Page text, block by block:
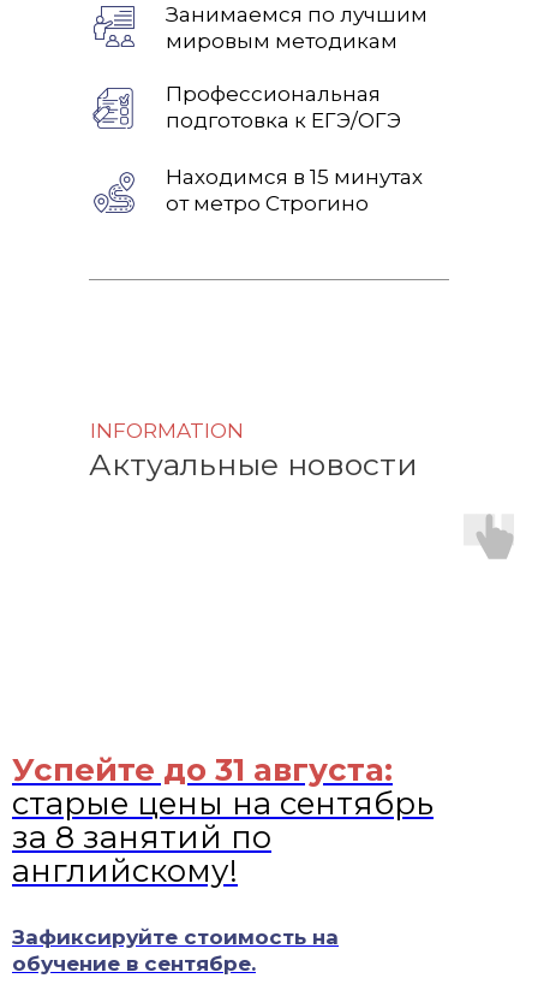
Занимаемся по лучшим
мировым методикам
Находимся в 15 минутах
от метро Строгино
Профессиональная
подготовка к ЕГЭ/ОГЭ
Актуальные новости
INFORMATION
Успейте до 31 августа:
старые цены на сентябрь
за 8 занятий по
английскому!
Зафиксируйте стоимость на
обучение в сентябре.